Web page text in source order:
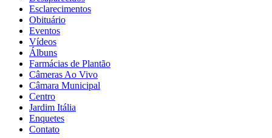
Esclarecimentos
Obituário
Eventos
Vídeos
Álbuns
Farmácias de Plantão
Câmeras Ao Vivo
Câmara Municipal
Centro
Jardim Itália
Enquetes
Contato